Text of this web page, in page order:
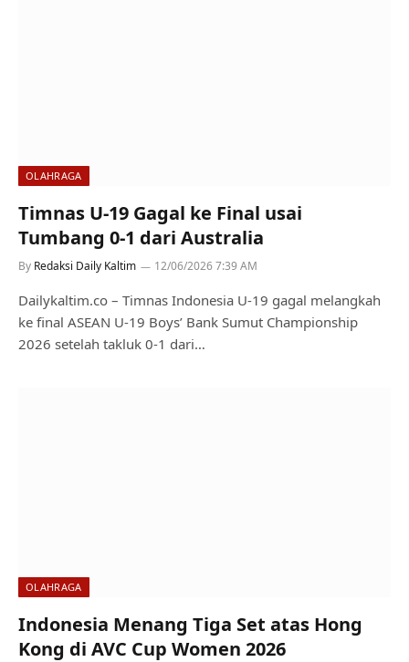
OLAHRAGA
Timnas U-19 Gagal ke Final usai
Tumbang 0-1 dari Australia
By Redaksi Daily Kaltim 12/06/2026 7:39 AM
Dailykaltim.co – Timnas Indonesia U-19 gagal melangkah
ke final ASEAN U-19 Boys’ Bank Sumut Championship
2026 setelah takluk 0-1 dari…
OLAHRAGA
Indonesia Menang Tiga Set atas Hong
Kong di AVC Cup Women 2026